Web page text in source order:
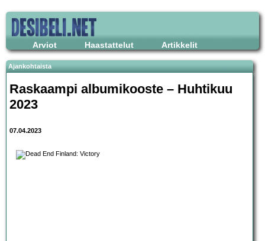
Arviot Haastattelut Artikkelit
Ajankohtaista
Raskaampi albumikooste – Huhtikuu
2023
07.04.2023